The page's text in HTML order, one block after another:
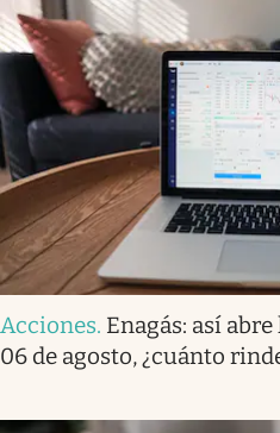
Acciones. Enagás: así
06 de agosto, ¿cuánto